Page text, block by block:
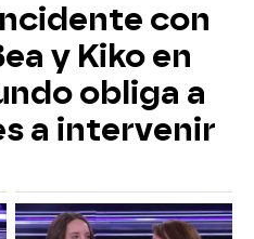
con
y Kiko en
obliga a
a intervenir